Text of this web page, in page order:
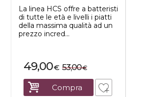
La linea HCS offre a batteristi
di tutte le età e livelli i piatti
della massima qualità ad un
prezzo incred...
€
49,00 €
53,00
Compra